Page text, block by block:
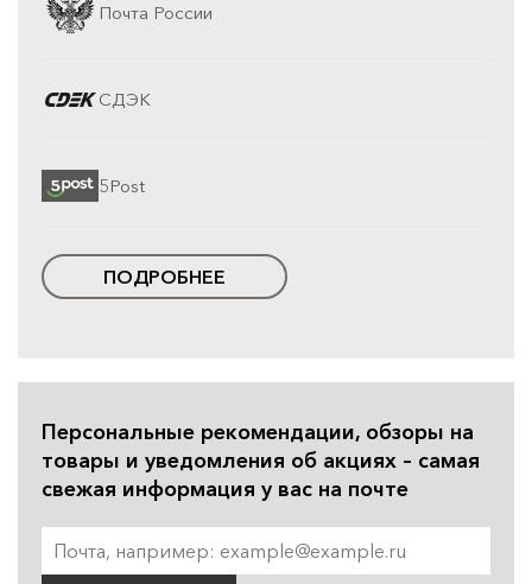
Почта России
СДЭК
5Post
ПОДРОБНЕЕ
Персональные рекомендации, обзоры на
товары и уведомления об акциях – самая
свежая информация у вас на почте